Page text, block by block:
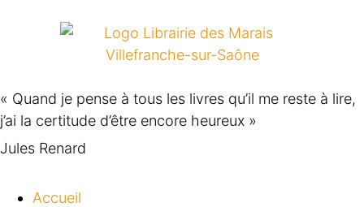
« Quand je pense à tous les livres qu’il me reste à lire,
j’ai la certitude d’être encore heureux »
Jules Renard
Accueil